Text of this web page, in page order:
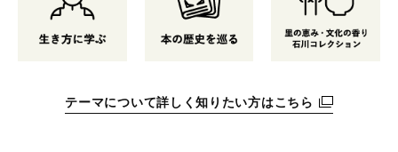
テーマについて詳しく知りたい方はこちら